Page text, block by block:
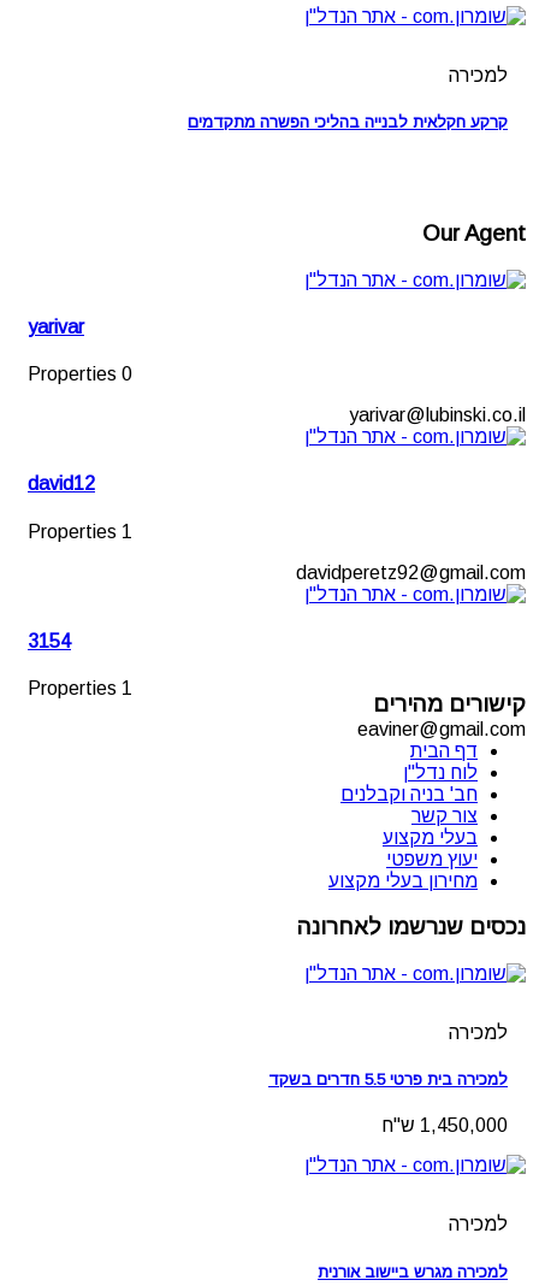
למכירה
קרקע חקלאית לבנייה בהליכי הפשרה מתקדמים
Our Agent
yarivar
0 Properties
yarivar@lubinski.co.il
david12
1 Properties
davidperetz92@gmail.com
3154
1 Properties
eaviner@gmail.com
קישורים מהירים
דף הבית
לוח נדל"ן
חב' בניה וקבלנים
צור קשר
בעלי מקצוע
יעוץ משפטי
מחירון בעלי מקצוע
נכסים שנרשמו לאחרונה
למכירה
למכירה בית פרטי 5.5 חדרים בשקד
1,450,000 ש"ח
למכירה
למכירה מגרש ביישוב אורנית